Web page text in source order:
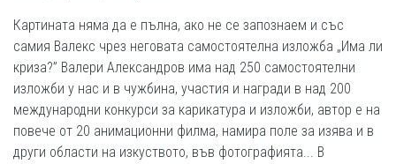
Картината няма да е пълна, ако не се запознаем и със
самия Валекс чрез неговата самостоятелна изложба „Има ли
криза?” Валери Александров има над 250 самостоятелни
изложби у нас и в чужбина, участия и награди в над 200
международни конкурси за карикатура и изложби, автор е на
повече от 20 анимационни филма, намира поле за изява и в
други области на изкуството, във фотографията... В